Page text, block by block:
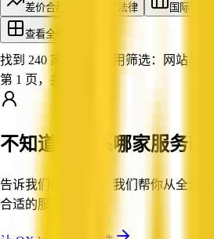
差价合约交易 法律 国际物流
查看全部行业
找到 240 家企业 已应用筛选： 网站与应
第 1 页，共 20 页
不知道该联系哪家服务商
告诉我们你的需求，我们帮你从全澳
合适的服务商。